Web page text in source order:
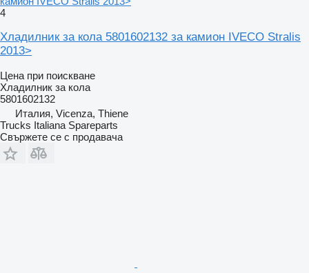
4
Хладилник за кола 5801602132 за камион IVECO Stralis
2013>
Цена при поискване
Хладилник за кола
5801602132
Италия, Vicenza, Thiene
Trucks Italiana Spareparts
Свържете се с продавача